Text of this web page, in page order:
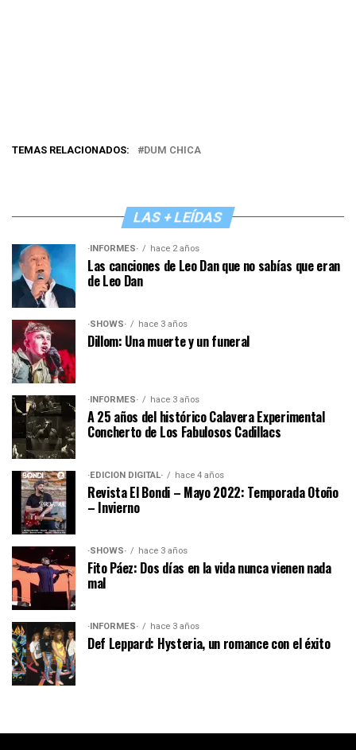
TEMAS RELACIONADOS: DUM CHICA
LAS + LEÍDAS
·INFORMES· hace 2 años
Las canciones de Leo Dan que no sabías que eran
de Leo Dan
·SHOWS· hace 3 años
Dillom: Una muerte y un funeral
·INFORMES· hace 3 años
A 25 años del histórico Calavera Experimental
Concherto de Los Fabulosos Cadillacs
·EDICIÓN DIGITAL· hace 4 años
Revista El Bondi – Mayo 2022: Temporada Otoño
– Invierno
·SHOWS· hace 3 años
Fito Páez: Dos días en la vida nunca vienen nada
mal
·INFORMES· hace 3 años
Def Leppard: Hysteria, un romance con el éxito